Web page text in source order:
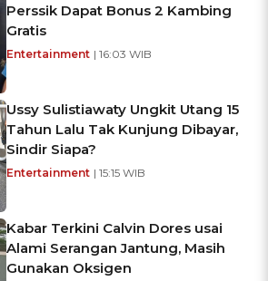
Perssik Dapat Bonus 2 Kambing
Gratis
Entertainment | 16:03 WIB
Ussy Sulistiawaty Ungkit Utang 15
Tahun Lalu Tak Kunjung Dibayar,
Sindir Siapa?
Entertainment | 15:15 WIB
Kabar Terkini Calvin Dores usai
Alami Serangan Jantung, Masih
Gunakan Oksigen